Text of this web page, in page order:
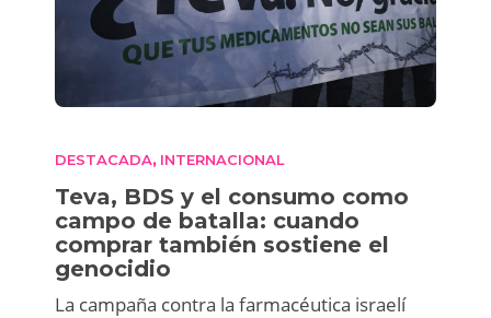
DESTACADA, INTERNACIONAL
Teva, BDS y el consumo como
campo de batalla: cuando
comprar también sostiene el
genocidio
La campaña contra la farmacéutica israelí